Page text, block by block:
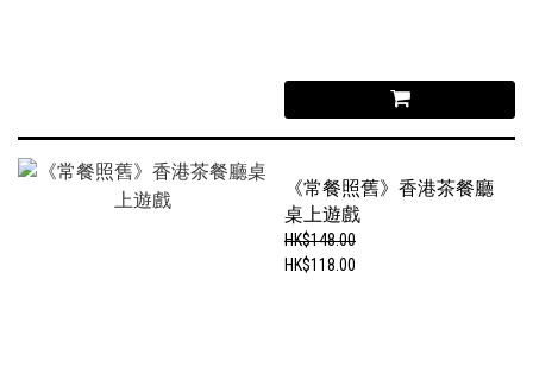
《常餐照舊》香港茶餐廳
桌上遊戲
HK$148.00
HK$118.00